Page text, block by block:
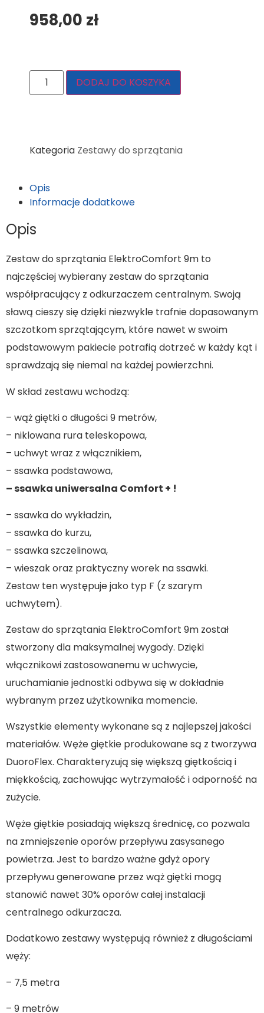
958,00 zł
DODAJ DO KOSZYKA
Kategoria Zestawy do sprzątania
Opis
Informacje dodatkowe
Opis
Zestaw do sprzątania ElektroComfort 9m to
najczęściej wybierany zestaw do sprzątania
współpracujący z odkurzaczem centralnym. Swoją
sławą cieszy się dzięki niezwykle trafnie dopasowanym
szczotkom sprzątającym, które nawet w swoim
podstawowym pakiecie potrafią dotrzeć w każdy kąt i
sprawdzają się niemal na każdej powierzchni.
W skład zestawu wchodzą:
– wąż giętki o długości 9 metrów,
– niklowana rura teleskopowa,
– uchwyt wraz z włącznikiem,
– ssawka podstawowa,
– ssawka uniwersalna Comfort + !
– ssawka do wykładzin,
– ssawka do kurzu,
– ssawka szczelinowa,
– wieszak oraz praktyczny worek na ssawki.
Zestaw ten występuje jako typ F (z szarym
uchwytem).
Zestaw do sprzątania ElektroComfort 9m został
stworzony dla maksymalnej wygody. Dzięki
włącznikowi zastosowanemu w uchwycie,
uruchamianie jednostki odbywa się w dokładnie
wybranym przez użytkownika momencie.
Wszystkie elementy wykonane są z najlepszej jakości
materiałów. Węże giętkie produkowane są z tworzywa
DuoroFlex. Charakteryzują się większą giętkością i
miękkością, zachowując wytrzymałość i odporność na
zużycie.
Węże giętkie posiadają większą średnicę, co pozwala
na zmniejszenie oporów przepływu zasysanego
powietrza. Jest to bardzo ważne gdyż opory
przepływu generowane przez wąż giętki mogą
stanowić nawet 30% oporów całej instalacji
centralnego odkurzacza.
Dodatkowo zestawy występują również z długościami
węży:
– 7,5 metra
– 9 metrów